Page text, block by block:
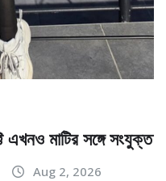
এখনও মাটির সঙ্গে সংযুক্ত
Aug 2, 2026